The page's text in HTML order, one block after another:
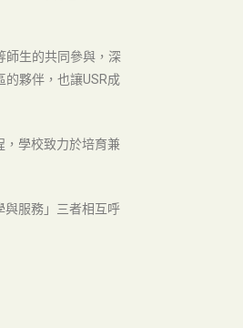
師生的共同參與，深
夥伴，也讓USR成
，學校致力於培育兼
與服務」三者相互呼